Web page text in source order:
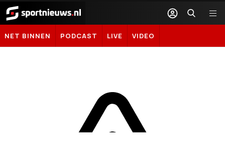
Sportnieuws.nl
NET BINNEN PODCAST LIVE VIDEO